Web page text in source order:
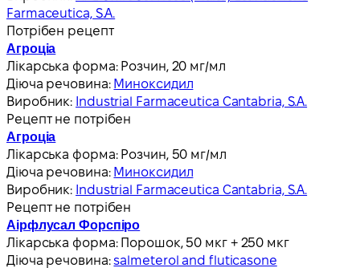
Farmaceutica, S.A.
Потрібен рецепт
Агроціа
Лікарська форма: Розчин, 20 мг/мл
Діюча речовина: Миноксидил
Виробник: Industrial Farmaceutica Cantabria, S.A.
Рецепт не потрібен
Агроціа
Лікарська форма: Розчин, 50 мг/мл
Діюча речовина: Миноксидил
Виробник: Industrial Farmaceutica Cantabria, S.A.
Рецепт не потрібен
Аірфлусал Форспіро
Лікарська форма: Порошок, 50 мкг + 250 мкг
Діюча речовина:salmeterol and fluticasone